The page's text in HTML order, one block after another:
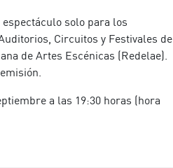
Báez y Abraham Santacruz
Morán
Massó
solo para los
Circuitos y Festivales de
de Artes Escénicas (Redelae).
a las 19:30 horas (hora